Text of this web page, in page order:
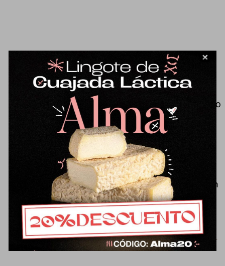
Queso curado de oveja
60,41€
Formato aprox.: 1,9 kg Queso curado
elaborado con leche cruda de oveja
y madurado durante más de 4
meses. De textura firme y sabor
equilibrado, con aromas a campo y
heno propios del pastoreo. También
disponible en otros formatos:
Medio queso curado de oveja
Cuarto de queso curado de oveja